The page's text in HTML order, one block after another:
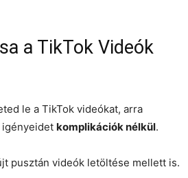
a TikTok Videók
le a TikTok videókat, arra
igényeidet komplikációk nélkül.
pusztán videók letöltése mellett is.